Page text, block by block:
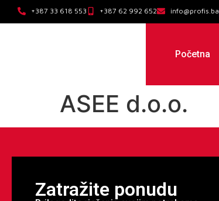
+387 33 618 553 +387 62 992 652 info@profis.ba
Početna
ASEE d.o.o.
Zatražite ponudu